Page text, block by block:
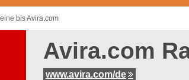
bis Avira.com
Avira.com
www.avira.com/de